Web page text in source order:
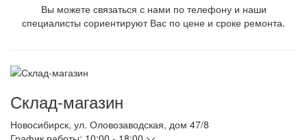
Вы можете связаться с нами по телефону и наши
специалисты сориентируют Вас по цене и сроке ремонта.
Склад-магазин
Новосибирск, ул. Оловозаводская, дом 47/8